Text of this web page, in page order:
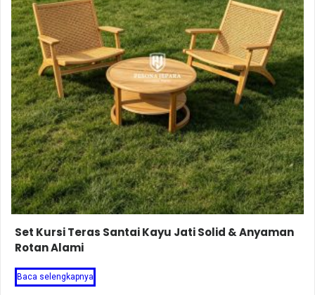
Set Kursi Teras Santai Kayu Jati Solid & Anyaman
Rotan Alami
Baca selengkapnya